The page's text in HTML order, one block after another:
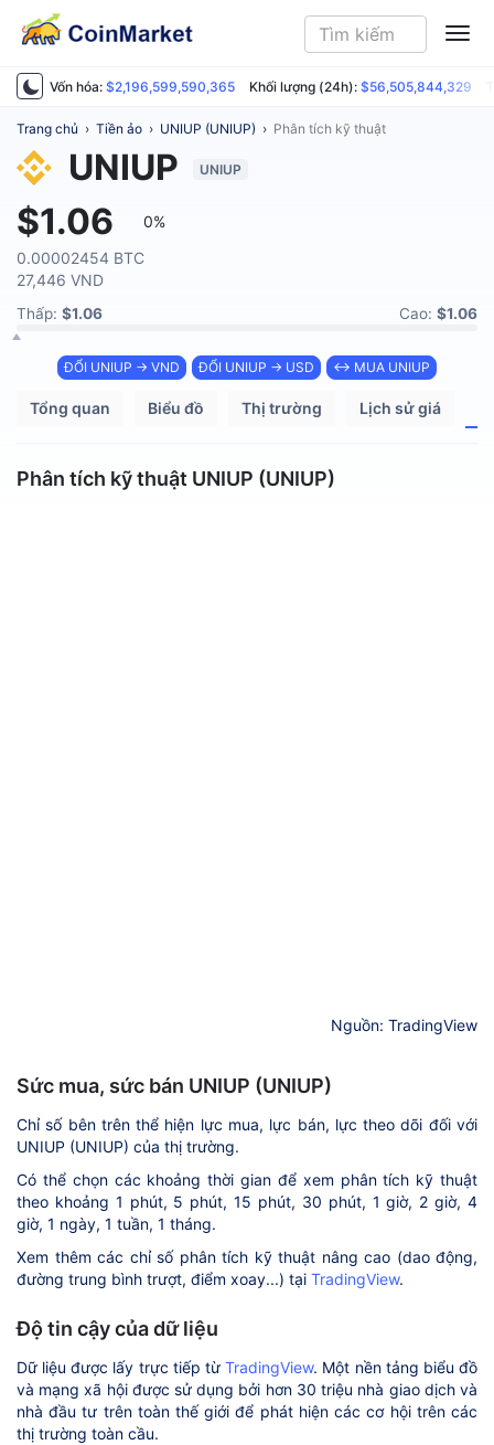
Vốn hóa: $2,196,599,590,365 Khối lượng (24h): $56,505,844,329
Trang chủ › Tiền ảo › UNIUP (UNIUP) › Phân tích kỹ thuật
UNIUP UNIUP
$1.06
0%
0.00002454 BTC
27,446 VND
Thấp: $1.06 Cao: $1.06
ĐỔI UNIUP → VND ĐỔI UNIUP → USD ↔ MUA UNIUP
Tổng quan Biểu đồ Thị trường Lịch sử giá
Phân tích kỹ thuật UNIUP (UNIUP)
Nguồn: TradingView
Sức mua, sức bán UNIUP (UNIUP)
Chỉ số bên trên thể hiện lực mua, lực bán, lực theo dõi đối với
UNIUP (UNIUP) của thị trường.
Có thể chọn các khoảng thời gian để xem phân tích kỹ thuật
theo khoảng 1 phút, 5 phút, 15 phút, 30 phút, 1 giờ, 2 giờ, 4
giờ, 1 ngày, 1 tuần, 1 tháng.
Xem thêm các chỉ số phân tích kỹ thuật nâng cao (dao động,
đường trung bình trượt, điểm xoay...) tại TradingView.
Độ tin cậy của dữ liệu
Dữ liệu được lấy trực tiếp từTradingView. Một nền tảng biểu đồ
và mạng xã hội được sử dụng bởi hơn 30 triệu nhà giao dịch và
nhà đầu tư trên toàn thế giới để phát hiện các cơ hội trên các
thị trường toàn cầu.